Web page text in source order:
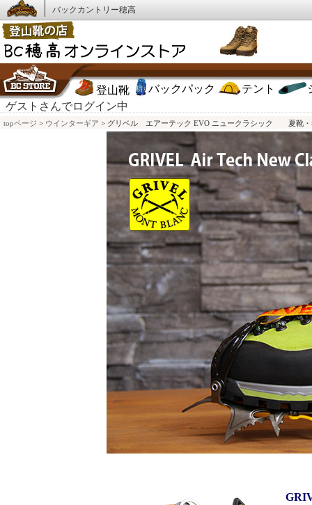
バックカントリー穂高
登山靴 バックパック テント
ゲストさんでログイン中
topページ > ウインターギア > グリベル エアーテック EVO ニュークラシック 夏靴・